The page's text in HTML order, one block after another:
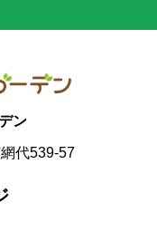
ン
代539-57